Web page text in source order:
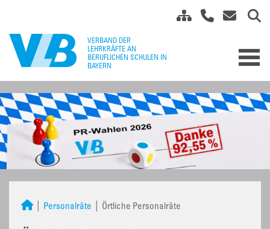
Personalräte Örtliche Personalräte